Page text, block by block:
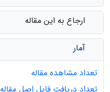
ارجاع به این مقاله
آمار
تعداد مشاهده مقاله
تعداد دریافت فایل اصل مقاله